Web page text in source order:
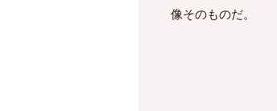
像そのものだ。